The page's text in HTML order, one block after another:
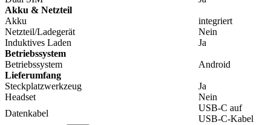
Akku & Netzteil
Akku
integriert
Netzteil/Ladegerät
Nein
Induktives Laden
Ja
Betriebssystem
Betriebssystem
Android
Lieferumfang
Steckplatzwerkzeug
Ja
Headset
Nein
Datenkabel
USB-C auf
USB-C-Kabel